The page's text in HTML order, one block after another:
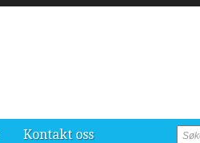
Kontakt oss